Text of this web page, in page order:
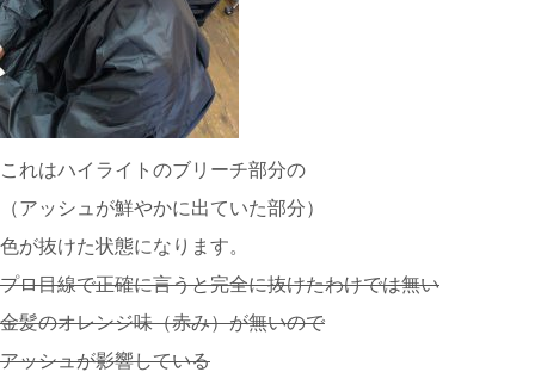
これはハイライトのブリーチ部分の
（アッシュが鮮やかに出ていた部分）
色が抜けた状態になります。
プロ目線で正確に言うと完全に抜けたわけでは無い
金髪のオレンジ味（赤み）が無いので
アッシュが影響している